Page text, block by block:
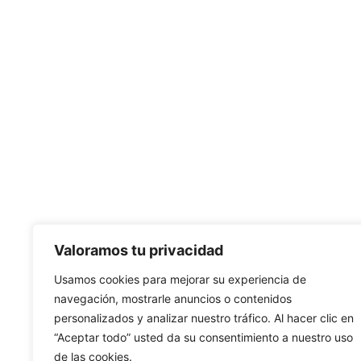
Valoramos tu privacidad
Usamos cookies para mejorar su experiencia de
navegación, mostrarle anuncios o contenidos
personalizados y analizar nuestro tráfico. Al hacer clic en
“Aceptar todo” usted da su consentimiento a nuestro uso
de las cookies.